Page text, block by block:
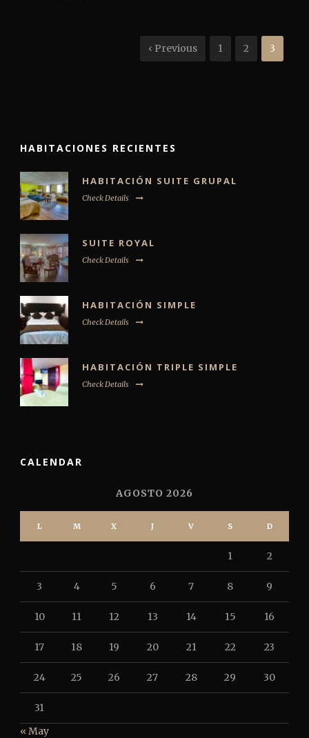
‹ Previous 1 2 3
HABITACIONES RECIENTES
HABITACIÓN SUITE GRUPAL
Check Details
SUITE ROYAL
Check Details
HABITACIÓN SIMPLE
Check Details
HABITACIÓN TRIPLE SIMPLE
Check Details
CALENDAR
AGOSTO 2026
L M X J V S D
1 2
3 4 5 6 7 8 9
10 11 12 13 14 15 16
17 18 19 20 21 22 23
24 25 26 27 28 29 30
31
« May